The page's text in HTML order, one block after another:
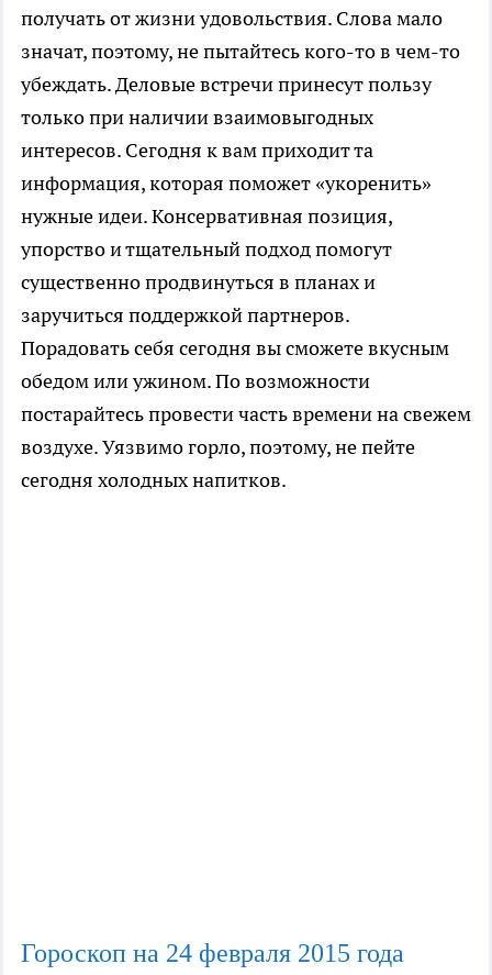
получать от жизни удовольствия. Слова мало
значат, поэтому, не пытайтесь кого-то в чем-то
убеждать. Деловые встречи принесут пользу
только при наличии взаимовыгодных
интересов. Сегодня к вам приходит та
информация, которая поможет «укоренить»
нужные идеи. Консервативная позиция,
упорство и тщательный подход помогут
существенно продвинуться в планах и
заручиться поддержкой партнеров.
Порадовать себя сегодня вы сможете вкусным
обедом или ужином. По возможности
постарайтесь провести часть времени на свежем
воздухе. Уязвимо горло, поэтому, не пейте
сегодня холодных напитков.
Гороскоп на 24 февраля 2015 года